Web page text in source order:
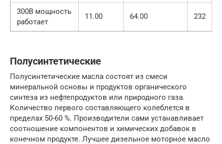
300В мощность
работает
11.00 64.00 232
Полусинтетические
Полусинтетические масла состоят из смеси
минеральной основы и продуктов органического
синтеза из нефтепродуктов или природного газа.
Количество первого составляющего колеблется в
пределах 50-60 %. Производители сами устанавливает
соотношение компонентов и химических добавок в
конечном продукте. Лучшее дизельное моторное масло